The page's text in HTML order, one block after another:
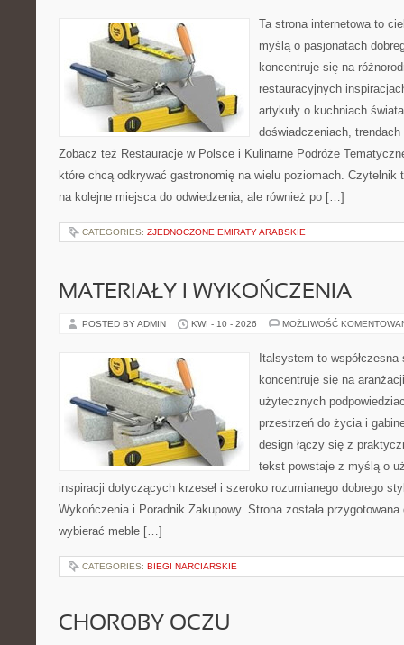
Ta strona internetowa to
myślą o pasjonatach
koncentruje się na
restauracyjnych
artykuły o kuchniach
doświadczeniach,
Zobacz też Restauracje w Polsce i Kulinarne Podróże
które chcą odkrywać gastronomię na wielu poziomach. Czytelnik
na kolejne miejsca do odwiedzenia, ale również po […]
CATEGORIES: ZJEDNOCZONE EMIRATY ARABSKIE
MATERIAŁY I WYKOŃCZENIA
POSTED BY ADMIN KWI - 10 - 2026 MOŻLIWOŚĆ
Italsystem to
koncentruje się na
użytecznych
przestrzeń do życia i
design łączy się z
tekst powstaje z myślą o
inspiracji dotyczących krzeseł i szeroko rozumianego dobrego
Wykończenia i Poradnik Zakupowy. Strona została
wybierać meble […]
CATEGORIES: BIEGI NARCIARSKIE
CHOROBY OCZU